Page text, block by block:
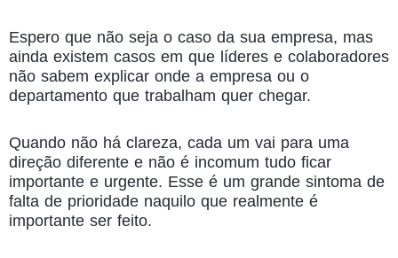
Espero que não seja o caso da sua empresa, mas
ainda existem casos em que líderes e colaboradores
não sabem explicar onde a empresa ou o
departamento que trabalham quer chegar.
Quando não há clareza, cada um vai para uma
direção diferente e não é incomum tudo ficar
importante e urgente. Esse é um grande sintoma de
falta de prioridade naquilo que realmente é
importante ser feito.